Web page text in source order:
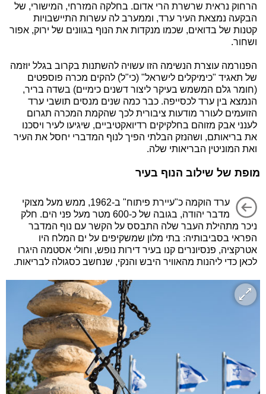
הרחוק נראית שרשרת הרי אדום. בחלקה המזרחי, המישורי, של
הבקעה נמצאת העיר ערד, וממערב לה עשרות התיישבויות
קטנות של בדואים, שכמו מנקדות את הנוף בגוונים של ירוק, אפור
ושחור.
הפנורמה עוצרת הנשימה הזו עשויה להשתנות בקרוב בגלל יוזמה
של תאגיד "כימיקלים לישראל" (כי"ל) להקים מכרה פוספטים
(חומר גלם המשמש בעיקר ליצור דשנים כימיים) בשדה בריר,
הנמצא בין ערד לכסייפה. כבר כמה שנים מנסים תושבי ערד
הזועמים לעורר מודעות ציבורית לכך שהקמת המכרה תגרום
לענני אבק מזוהם בחלקיקים רדיואקטיביים, שיגיעו לעיר ויסכנו
את בריאותם, ושהנזק הבלתי הפיך לנוף המדברי יחסל את העיר
ואת המוניטין הבריאותי שלה.
מופת של שילוב הנוף בעיר
ערד הוקמה כ"עיירת פיתוח" ב-1962, ממש מעל מצוקי
מדבר יהודה, בגובה של כ-600 מטר מעל פני הים. חלק
ניכר מתהילת העבר שלה התבסס על הקשר עם נוף המדבר
הפראי בסביבותיה: בתי מלון שמשקיפים על ים המלח היו
אטרקציה, פנסיונרים קנו בעיר דירות נופש, וחולי אסטמה היגרו
לכאן כדי ליהנות מהאוויר היבש והנקי, שנחשב כסגולה לבריאות.